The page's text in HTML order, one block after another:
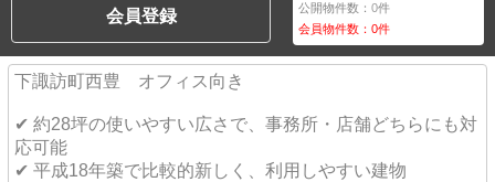
会員登録 公開物件数：0件
会員物件数：0件
下諏訪町西豊 オフィス向き
✔ 約28坪の使いやすい広さで、事務所・店舗どちらにも対
応可能
✔ 平成18年築で比較的新しく、利用しやすい建物